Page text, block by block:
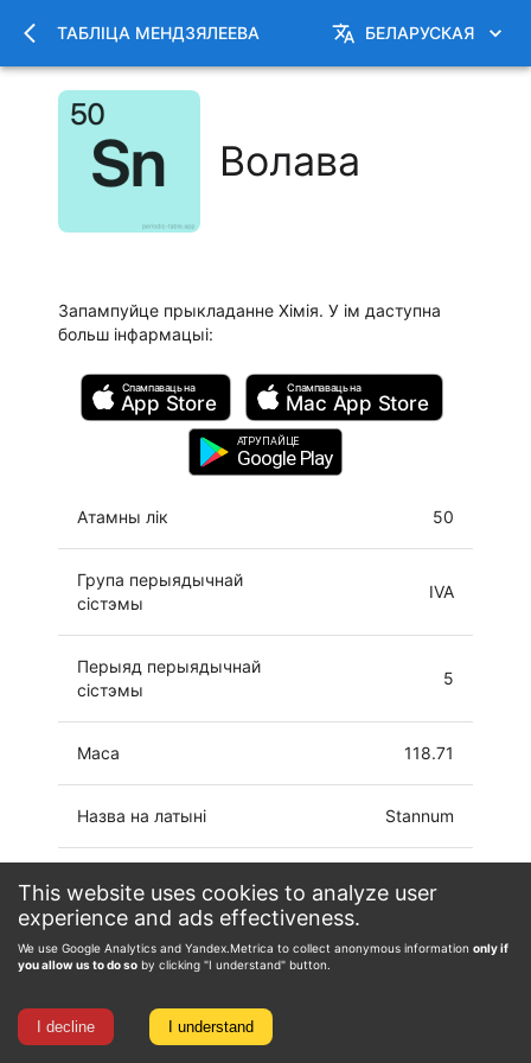
This website uses cookies to analyze user
experience and ads effectiveness.
We use Google Analytics and Yandex.Metrica to collect anonymous information only if
you allow us to do so by clicking "I understand" button.
I decline I understand
ТАБЛІЦА МЕНДЗЯЛЕЕВА БЕЛАРУСКАЯ
Волава
Запампуйце прыкладанне Хімія. У ім даступна
больш інфармацыі:
Спампаваць на
App Store
Спампаваць на
Mac App Store
АТРУПАЙЦЕ
Google Play
Атамны лік 50
Група перыядычнай
сістэмы
IVA
Перыяд перыядычнай
сістэмы
5
Маса 118.71
Назва на латыні Stannum
канфігурацыя
[Cd]5p2
Ступень акіслення
-4, -3, -2, -1, 0, 1,